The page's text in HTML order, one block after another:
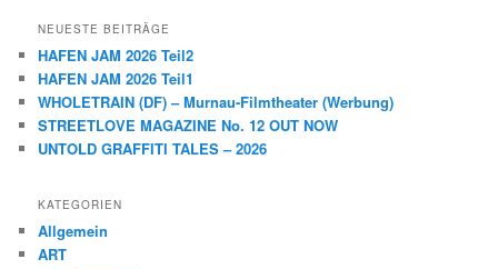
NEUESTE BEITRÄGE
HAFEN JAM 2026 Teil2
HAFEN JAM 2026 Teil1
WHOLETRAIN (DF) – Murnau-Filmtheater (Werbung)
STREETLOVE MAGAZINE No. 12 OUT NOW
UNTOLD GRAFFITI TALES – 2026
KATEGORIEN
Allgemein
ART